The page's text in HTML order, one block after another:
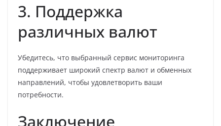
3. Поддержка
различных валют
Убедитесь, что выбранный сервис мониторинга
поддерживает широкий спектр валют и обменных
направлений, чтобы удовлетворить ваши
потребности.
Заключение